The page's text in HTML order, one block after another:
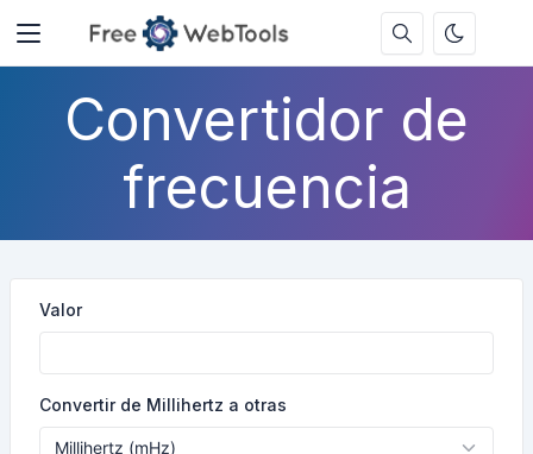
Convertidor de
frecuencia
Valor
Convertir de Millihertz a otras